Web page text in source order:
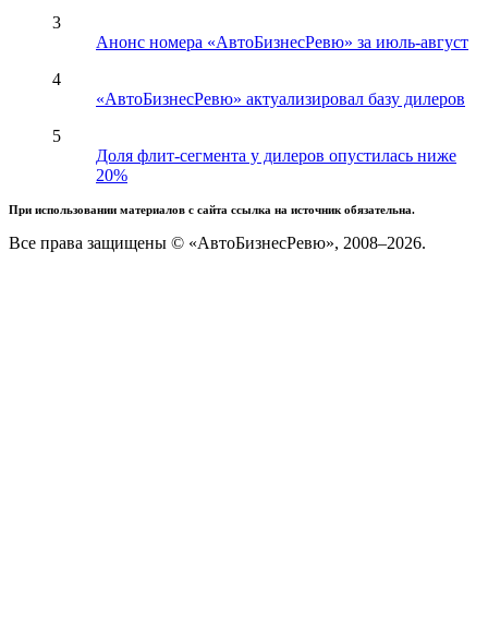
3
Анонс номера «АвтоБизнесРевю» за июль-август
4
«АвтоБизнесРевю» актуализировал базу дилеров
5
Доля флит-сегмента у дилеров опустилась ниже
20%
При использовании материалов с сайта ссылка на источник обязательна.
Все права защищены © «АвтоБизнесРевю», 2008–2026.